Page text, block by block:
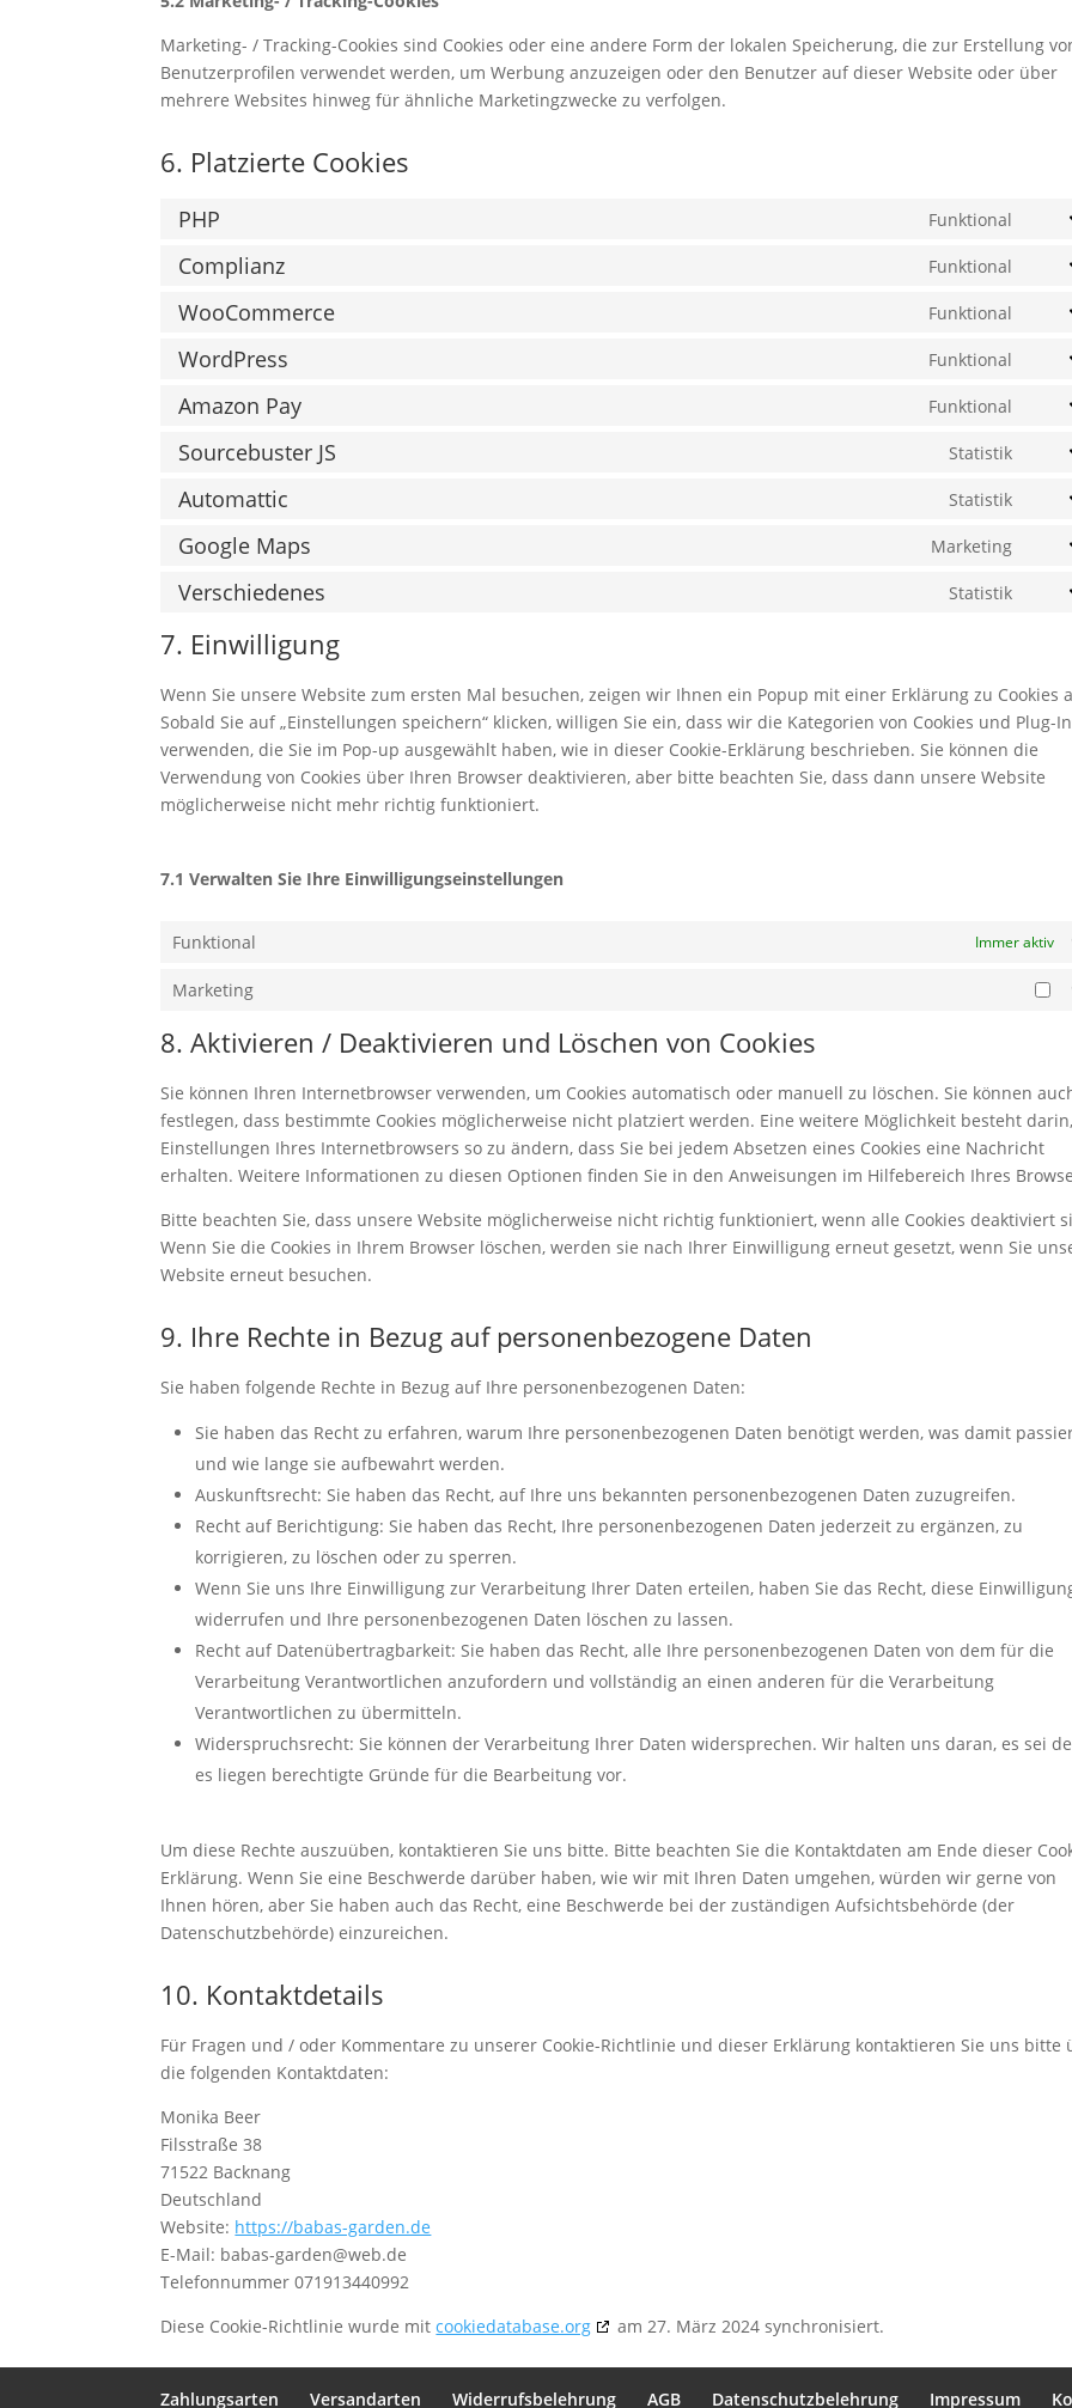
Marketing- / Tracking-Cookies sind Cookies oder eine andere Form der lokalen Speicherung, die zur Erstellung
Benutzerprofilen verwendet werden, um Werbung anzuzeigen oder den Benutzer auf dieser Website oder über
mehrere Websites hinweg für ähnliche Marketingzwecke zu verfolgen.
6. Platzierte Cookies
PHP Funktional
Complianz Funktional
WooCommerce Funktional
WordPress Funktional
Amazon Pay Funktional
Sourcebuster JS Statistik
Automattic Statistik
Google Maps Marketing
Verschiedenes Statistik
7. Einwilligung
Wenn Sie unsere Website zum ersten Mal besuchen, zeigen wir Ihnen ein Popup mit einer Erklärung zu Cookies
Sobald Sie auf „Einstellungen speichern“ klicken, willigen Sie ein, dass wir die Kategorien von Cookies und Plug-
verwenden, die Sie im Pop-up ausgewählt haben, wie in dieser Cookie-Erklärung beschrieben. Sie können die
Verwendung von Cookies über Ihren Browser deaktivieren, aber bitte beachten Sie, dass dann unsere Website
möglicherweise nicht mehr richtig funktioniert.
7.1 Verwalten Sie Ihre Einwilligungseinstellungen
Funktional Immer aktiv
Marketing
8. Aktivieren / Deaktivieren und Löschen von Cookies
Sie können Ihren Internetbrowser verwenden, um Cookies automatisch oder manuell zu löschen. Sie können
festlegen, dass bestimmte Cookies möglicherweise nicht platziert werden. Eine weitere Möglichkeit besteht
Einstellungen Ihres Internetbrowsers so zu ändern, dass Sie bei jedem Absetzen eines Cookies eine Nachricht
erhalten. Weitere Informationen zu diesen Optionen finden Sie in den Anweisungen im Hilfebereich Ihres
Bitte beachten Sie, dass unsere Website möglicherweise nicht richtig funktioniert, wenn alle Cookies deaktiviert
Wenn Sie die Cookies in Ihrem Browser löschen, werden sie nach Ihrer Einwilligung erneut gesetzt, wenn Sie
Website erneut besuchen.
9. Ihre Rechte in Bezug auf personenbezogene Daten
Sie haben folgende Rechte in Bezug auf Ihre personenbezogenen Daten:
Sie haben das Recht zu erfahren, warum Ihre personenbezogenen Daten benötigt werden, was damit
und wie lange sie aufbewahrt werden.
Auskunftsrecht: Sie haben das Recht, auf Ihre uns bekannten personenbezogenen Daten zuzugreifen.
Recht auf Berichtigung: Sie haben das Recht, Ihre personenbezogenen Daten jederzeit zu ergänzen, zu
korrigieren, zu löschen oder zu sperren.
Wenn Sie uns Ihre Einwilligung zur Verarbeitung Ihrer Daten erteilen, haben Sie das Recht, diese
widerrufen und Ihre personenbezogenen Daten löschen zu lassen.
Recht auf Datenübertragbarkeit: Sie haben das Recht, alle Ihre personenbezogenen Daten von dem für die
Verarbeitung Verantwortlichen anzufordern und vollständig an einen anderen für die Verarbeitung
Verantwortlichen zu übermitteln.
Widerspruchsrecht: Sie können der Verarbeitung Ihrer Daten widersprechen. Wir halten uns daran, es sei
es liegen berechtigte Gründe für die Bearbeitung vor.
Um diese Rechte auszuüben, kontaktieren Sie uns bitte. Bitte beachten Sie die Kontaktdaten am Ende dieser
Erklärung. Wenn Sie eine Beschwerde darüber haben, wie wir mit Ihren Daten umgehen, würden wir gerne von
Ihnen hören, aber Sie haben auch das Recht, eine Beschwerde bei der zuständigen Aufsichtsbehörde (der
Datenschutzbehörde) einzureichen.
10. Kontaktdetails
Für Fragen und / oder Kommentare zu unserer Cookie-Richtlinie und dieser Erklärung kontaktieren Sie uns bitte
die folgenden Kontaktdaten:
Monika Beer
Filsstraße 38
71522 Backnang
Deutschland
Website: https://babas-garden.de
E-Mail: babas-garden@web.de
Telefonnummer 071913440992
Diese Cookie-Richtlinie wurde mitcookiedatabase.org am 27. März 2024 synchronisiert.
Zahlungsarten Versandarten Widerrufsbelehrung AGB Datenschutzbelehrung Impressum